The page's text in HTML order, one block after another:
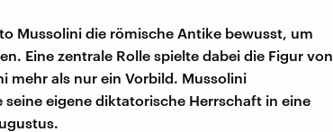
Mussolini die römische Antike bewusst, um
Eine zentrale Rolle spielte dabei die Figur von
mehr als nur ein Vorbild. Mussolini
eigene diktatorische Herrschaft in eine